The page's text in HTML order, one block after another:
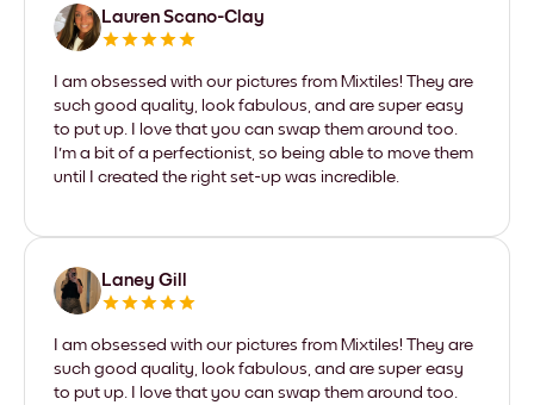
Lauren Scano-Clay
I am obsessed with our pictures from Mixtiles! They are
such good quality, look fabulous, and are super easy
to put up. I love that you can swap them around too.
I'm a bit of a perfectionist, so being able to move them
until I created the right set-up was incredible.
Laney Gill
I am obsessed with our pictures from Mixtiles! They are
such good quality, look fabulous, and are super easy
to put up. I love that you can swap them around too.